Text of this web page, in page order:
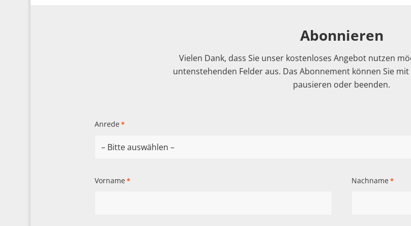
Abonnieren
Vielen Dank, dass Sie unser kostenloses Angebot nutzen
untenstehenden Felder aus. Das Abonnement können Sie
pausieren oder beenden.
Anrede *
Vorname * Nachname *